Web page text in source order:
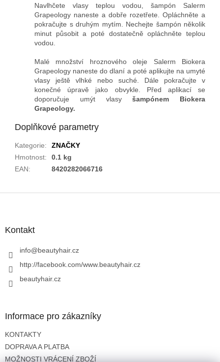
Navlhčete vlasy teplou vodou, šampón Salerm
Grapeology naneste a dobře rozetřete. Opláchněte a
pokračujte s druhým mytím. Nechejte šampón několik
minut působit a poté dostatečně opláchněte teplou
vodou.
Malé množství hroznového oleje Salerm Biokera
Grapeology naneste do dlaní a poté aplikujte na umyté
vlasy ještě vlhké nebo suché. Dále pokračujte v
konečné úpravě jako obvykle. Před aplikací se
doporučuje umýt vlasyšampónem Biokera
Grapeology.
Doplňkové parametry
Kategorie:
ZNAČKY
Hmotnost:
0.1 kg
EAN: 8420282066716
Kontakt
info@beautyhair.cz
http://facebook.com/www.beautyhair.cz
beautyhair.cz
Informace pro zákazníky
KONTAKTY
DOPRAVA A PLATBA
MOŽNOSTI VRÁCENÍ ZBOŽÍ